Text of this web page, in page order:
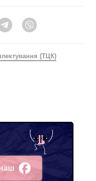
Telegram
(ТЦК)